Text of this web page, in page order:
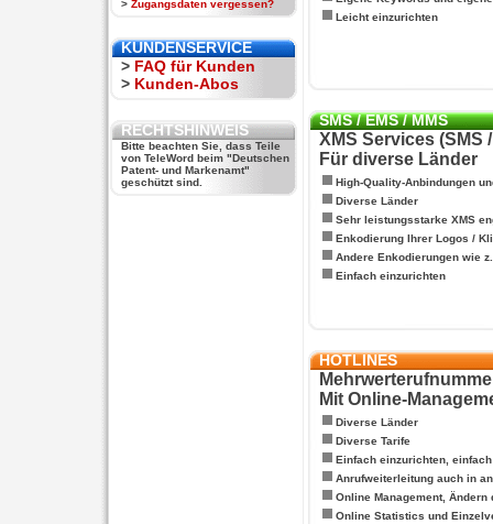
> Zugangsdaten vergessen?
KUNDENSERVICE
> FAQ für Kunden
> Kunden-Abos
RECHTSHINWEIS
Bitte beachten Sie, dass Teile
von TeleWord beim "Deutschen
Patent- und Markenamt"
geschützt sind.
Leicht einzurichten
SMS / EMS / MMS
XMS Services (SMS
Für diverse Länder
High-Quality-Anbindungen
Diverse Länder
Sehr leistungsstarke XMS
Enkodierung Ihrer Logos /
Andere Enkodierungen wie
Einfach einzurichten
HOTLINES
Mit Online-
Diverse Länder
Diverse Tarife
Einfach einzurichten,
Anrufweiterleitung auch in
Online Management, Ändern
Online Statistics und